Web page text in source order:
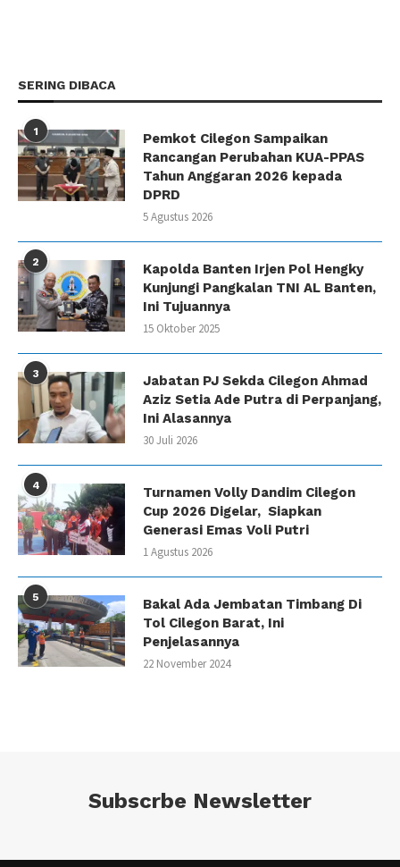
SERING DIBACA
1
Pemkot Cilegon Sampaikan
Rancangan Perubahan KUA-PPAS
Tahun Anggaran 2026 kepada
DPRD
5 Agustus 2026
2
Kapolda Banten Irjen Pol Hengky
Kunjungi Pangkalan TNI AL Banten,
Ini Tujuannya
15 Oktober 2025
3
Jabatan PJ Sekda Cilegon Ahmad
Aziz Setia Ade Putra di Perpanjang,
Ini Alasannya
30 Juli 2026
4
Turnamen Volly Dandim Cilegon
Cup 2026 Digelar, Siapkan
Generasi Emas Voli Putri
1 Agustus 2026
5
Bakal Ada Jembatan Timbang Di
Tol Cilegon Barat, Ini
Penjelasannya
22 November 2024
Subscrbe Newsletter